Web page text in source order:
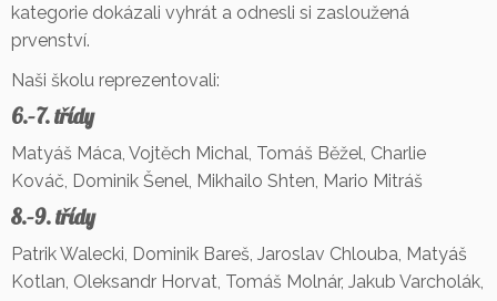
kategorie dokázali vyhrát a odnesli si zasloužená
prvenství.
Naši školu reprezentovali:
6.–7. třídy
Matyáš Máca, Vojtěch Michal, Tomáš Běžel, Charlie
Kováč, Dominik Šenel, Mikhailo Shten, Mario Mitráš
8.–9. třídy
Patrik Walecki, Dominik Bareš, Jaroslav Chlouba, Matyáš
Kotlan, Oleksandr Horvat, Tomáš Molnár, Jakub Varcholák,